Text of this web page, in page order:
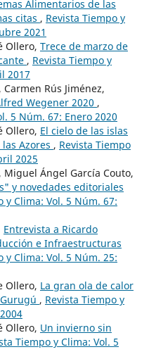
Alimentarios de las
citas , Revista Tiempo y
2021
Ollero, Trece de marzo de
, Revista Tiempo y
2017
Rús Jiménez,
Wegener 2020 ,
5 Núm. 67: Enero 2020
Ollero, El cielo de las islas
Azores , Revista Tiempo
2025
Miguel Ángel García Couto,
y novedades editoriales
y Clima: Vol. 5 Núm. 67:
Entrevista a Ricardo
e Infraestructuras
y Clima: Vol. 5 Núm. 25:
Ollero, La gran ola de calor
, Revista Tiempo y
Ollero, Un invierno sin
Tiempo y Clima: Vol. 5